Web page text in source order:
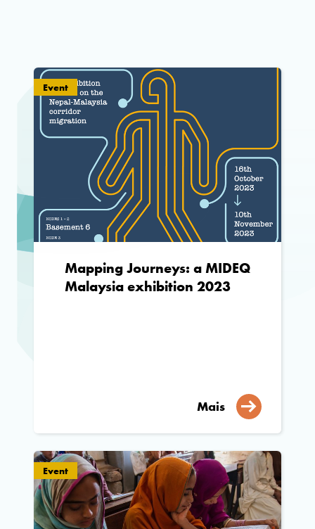
Event
Mapping Journeys: a MIDEQ
Malaysia exhibition 2023
Mais
Event